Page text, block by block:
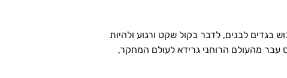
בגדים לבנים, לדבר בקול שקט ורגוע ולהיות
עבר מהעולם הרוחני גרידא לעולם המחקר,